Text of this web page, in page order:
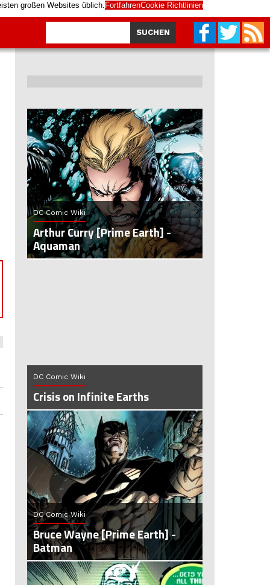
großen Websites üblich. FortfahrenCookie Richtlinien
DC Comic Wiki
Arthur Curry [Prime Earth] -
Aquaman
DC Comic Wiki
Crisis on Infinite Earths
DC Comic Wiki
Bruce Wayne [Prime Earth] -
Batman